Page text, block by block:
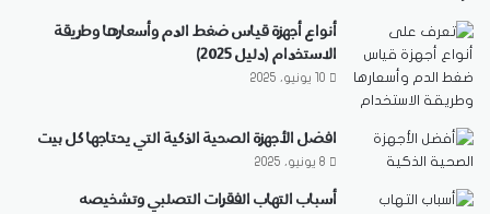
أنواع أجهزة قياس ضغط الدم وأسعارها وطريقة
الاستخدام (دليل 2025)
10 يونيو، 2025
افضل الأجهزة الصحية الذكية التي يحتاجها كل بيت
8 يونيو، 2025
أسباب التهاب الفقرات التصلبي وتشخيصه